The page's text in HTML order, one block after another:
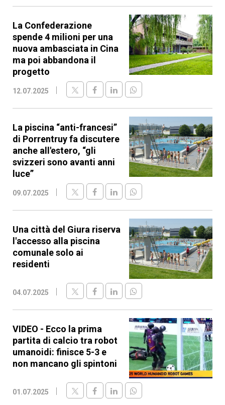
La Confederazione
spende 4 milioni per una
nuova ambasciata in Cina
ma poi abbandona il
progetto
12.07.2025
La piscina “anti-francesi”
di Porrentruy fa discutere
anche all'estero, “gli
svizzeri sono avanti anni
luce”
09.07.2025
Una città del Giura riserva
l'accesso alla piscina
comunale solo ai
residenti
04.07.2025
VIDEO - Ecco la prima
partita di calcio tra robot
umanoidi: finisce 5-3 e
non mancano gli spintoni
01.07.2025